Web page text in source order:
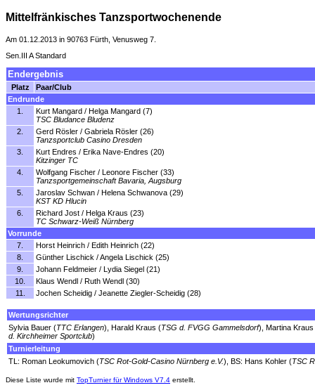
Mittelfränkisches Tanzsportwochenende
Am 01.12.2013 in 90763 Fürth, Venusweg 7.
Sen.III A Standard
Endergebnis
Platz
Paar/Club
Endrunde
1.
Kurt Mangard / Helga Mangard (7)
TSC Bludance Bludenz
2.
Gerd Rösler / Gabriela Rösler (26)
Tanzsportclub Casino Dresden
3.
Kurt Endres / Erika Nave-Endres (20)
Kitzinger TC
4.
Wolfgang Fischer / Leonore Fischer (33)
Tanzsportgemeinschaft Bavaria, Augsburg
5.
Jaroslav Schwan / Helena Schwanova (29)
KST KD Hlucin
6.
Richard Jost / Helga Kraus (23)
TC Schwarz-Weiß Nürnberg
Vorrunde
7.
Horst Heinrich / Edith Heinrich (22)
8.
Günther Lischick / Angela Lischick (25)
9.
Johann Feldmeier / Lydia Siegel (21)
10.
Klaus Wendl / Ruth Wendl (30)
11.
Jochen Scheidig / Jeanette Ziegler-Scheidig (28)
Wertungsrichter
Sylvia Bauer (TTC Erlangen), Harald Kraus (TSG d. FVGG Gammelsdorf), Martina Kraus
d. Kirchheimer Sportclub)
Turnierleitung
TL: Roman Leokumovich (TSC Rot-Gold-Casino Nürnberg e.V.), BS: Hans Kohler (TSC
Diese Liste wurde mit TopTurnier für Windows V7.4 erstellt.